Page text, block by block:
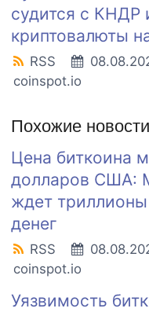
судится с КНДР
криптовалюты
RSS
coinspot.io
Похожие новости
Цена биткоина
долларов США:
ждет
денег
RSS
coinspot.io
Уязвимость